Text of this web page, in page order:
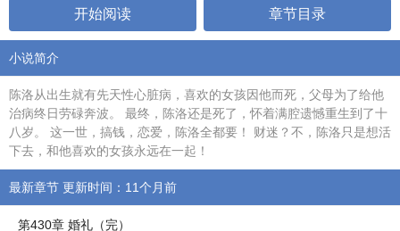
开始阅读 章节目录
小说简介
陈洛从出生就有先天性心脏病，喜欢的女孩因他而死，父母为了给他
治病终日劳碌奔波。 最终，陈洛还是死了，怀着满腔遗憾重生到了十
八岁。 这一世，搞钱，恋爱，陈洛全都要！ 财迷？不，陈洛只是想活
下去，和他喜欢的女孩永远在一起！
最新章节 更新时间：11个月前
第430章 婚礼（完）